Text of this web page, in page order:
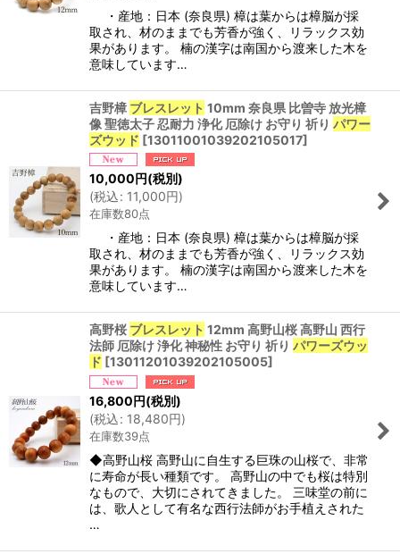
・産地：日本 (奈良県) 樟は葉からは樟脳が採
取され、材のままでも芳香が強く、リラックス効
果があります。 楠の漢字は南国から渡来した木を
意味しています…
吉野樟 ブレスレット 10mm 奈良県 比曽寺 放光樟
像 聖徳太子 忍耐力 浄化 厄除け お守り 祈り パワー
ズウッド [13011001039202105017]
10,000 円(税別)
(税込: 11,000円)
在庫数80点
・産地：日本 (奈良県) 樟は葉からは樟脳が採
取され、材のままでも芳香が強く、リラックス効
果があります。 楠の漢字は南国から渡来した木を
意味しています…
高野桜 ブレスレット 12mm 高野山桜 高野山 西行
法師 厄除け 浄化 神秘性 お守り 祈り パワーズウッ
ド [13011201039202105005]
16,800円(税別)
(税込: 18,480円)
在庫数39点
◆高野山桜 高野山に自生する巨珠の山桜で、非常
に寿命が長い種類です。 高野山の中でも桜は特別
なもので、大切にされてきました。 三味堂の前に
は、歌人として有名な西行法師がお手植えされた
…